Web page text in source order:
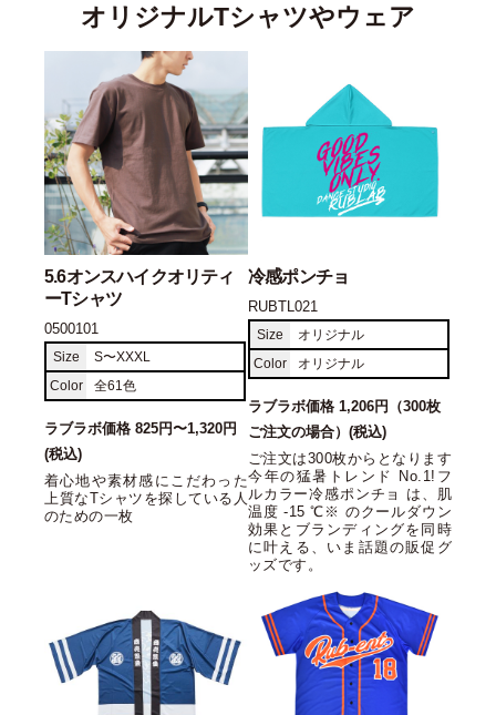
オリジナルTシャツやウェア
5.6オンスハイクオリティ
ーTシャツ
0500101
Size
S〜XXXL
Color
全61色
ラブラボ価格 825円〜1,320円
(税込)
着心地や素材感にこだわった
上質なTシャツを探している人
のための一枚
冷感ポンチョ
RUBTL021
Size
オリジナル
Color
オリジナル
ラブラボ価格 1,206円（300枚
ご注文の場合）(税込)
ご注文は300枚からとなります
今年の猛暑トレンド No.1!フ
ルカラー冷感ポンチョ は、肌
温度 -15 ℃※ のクールダウン
効果とブランディングを同時
に叶える、いま話題の販促グ
ッズです。